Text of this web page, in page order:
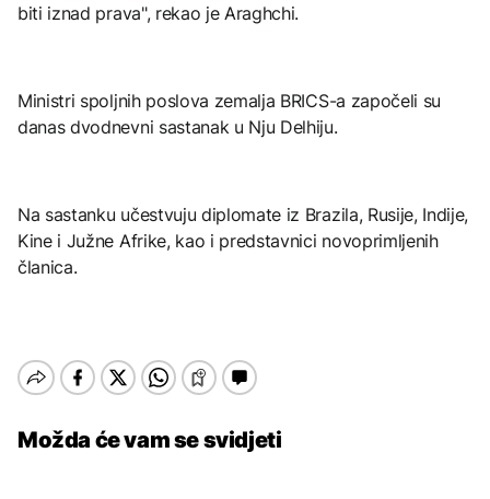
biti iznad prava", rekao je Araghchi.
Ministri spoljnih poslova zemalja BRICS-a započeli su
danas dvodnevni sastanak u Nju Delhiju.
Na sastanku učestvuju diplomate iz Brazila, Rusije, Indije,
Kine i Južne Afrike, kao i predstavnici novoprimljenih
članica.
Možda će vam se svidjeti